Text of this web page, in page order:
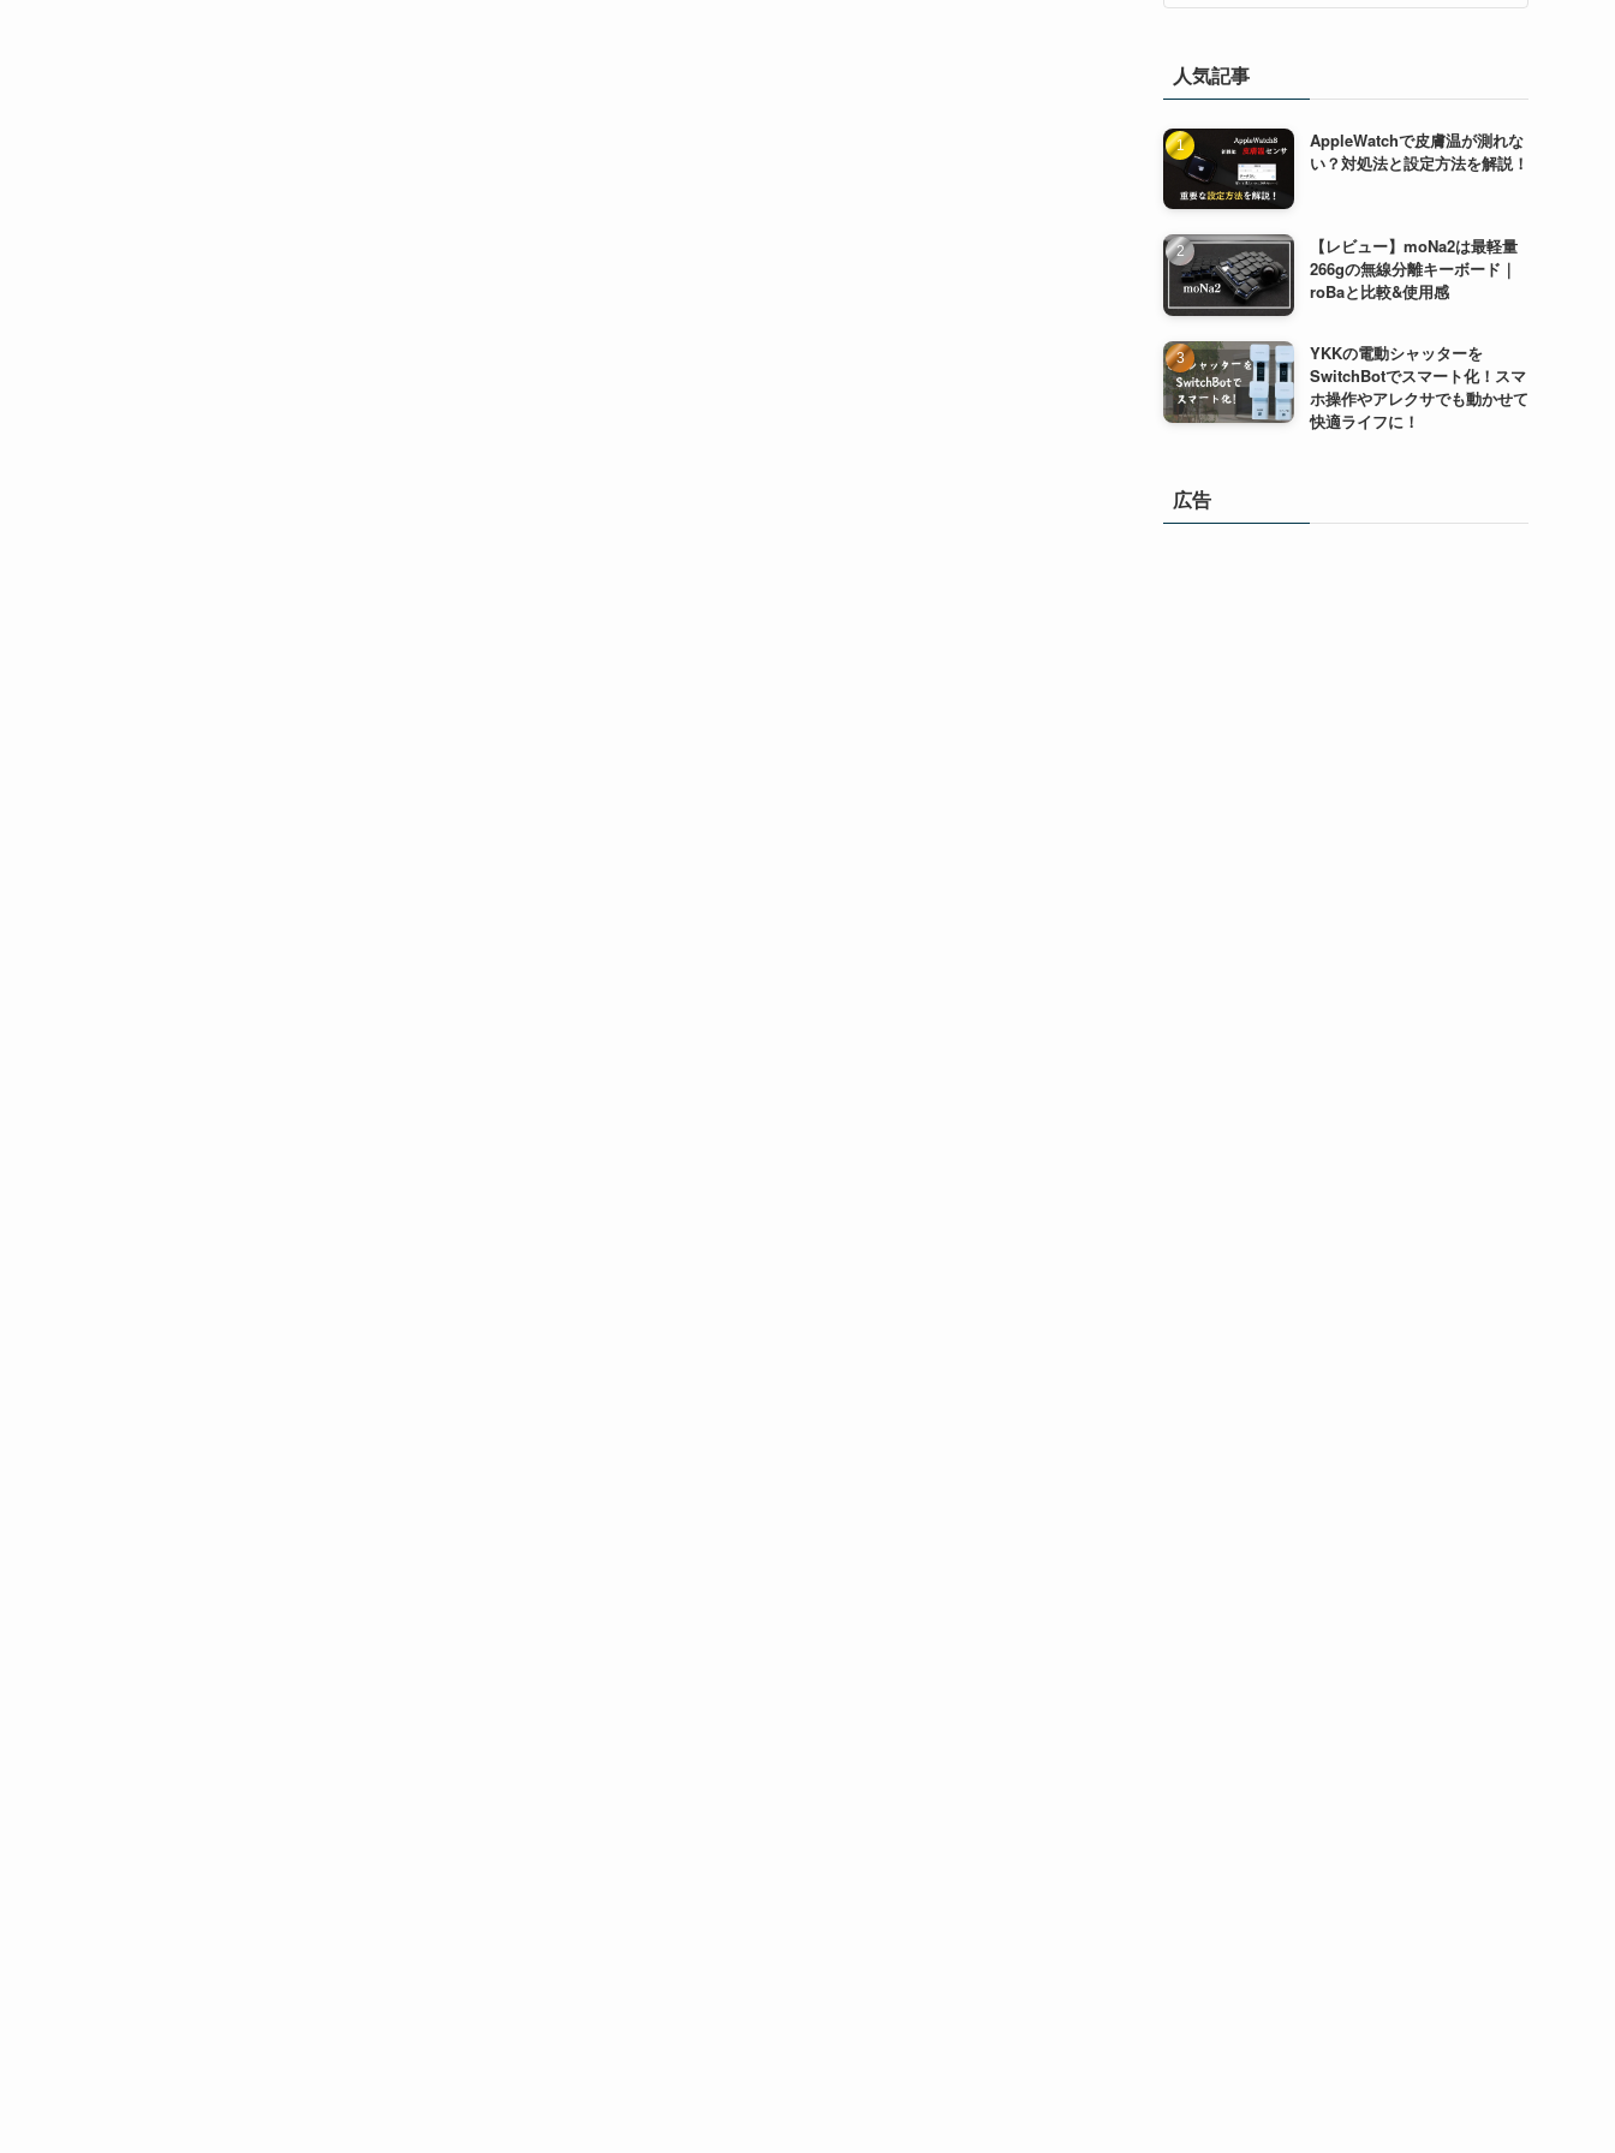
人気記事
AppleWatchで皮膚温が測れな
い？対処法と設定方法を解説！
【レビュー】moNa2は最軽量
266gの無線分離キーボード｜
roBaと比較&使用感
YKKの電動シャッターを
SwitchBotでスマート化！スマ
ホ操作やアレクサでも動かせて
快適ライフに！
広告